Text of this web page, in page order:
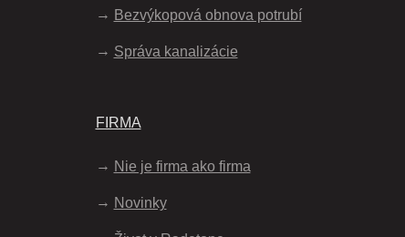
Bezvýkopová obnova potrubí
Správa kanalizácie
FIRMA
Nie je firma ako firma
Novinky